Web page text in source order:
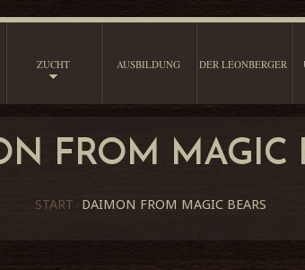
ZUCHT AUSBILDUNG DER LEONBERGER
FROM MAGIC
START DAIMON FROM MAGIC BEARS